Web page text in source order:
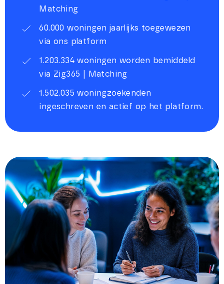
Matching
60.000 woningen jaarlijks toegewezen
via ons platform
1.203.334 woningen worden bemiddeld
via Zig365 | Matching
1.502.035 woningzoekenden
ingeschreven en actief op het platform.